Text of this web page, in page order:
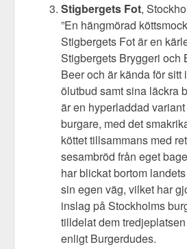
Stigbergets Fot,
”En hängmörad
Stigbergets Fot är en
Stigbergets Bryggeri och
Beer och är kända för sitt
ölutbud samt sina läckra
är en hyperladdad
burgare, med det
köttet tillsammans med
sesambröd från eget
har blickat bortom
sin egen väg, vilket har
inslag på Stockholms
tilldelat dem
enligt Burgerdudes.